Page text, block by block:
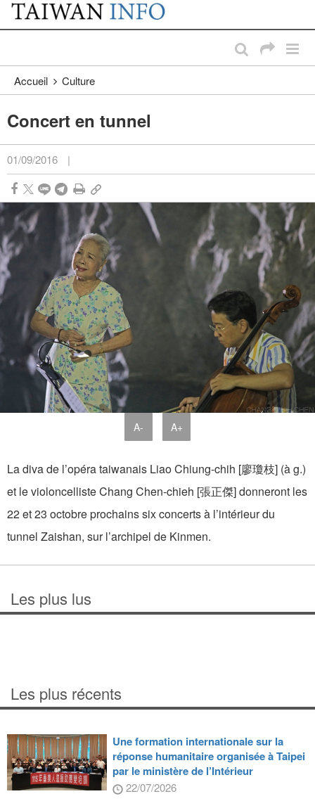
Passer au contenu principal
:::
Accueil Culture
Concert en tunnel
01/09/2016 |
A- A+
La diva de l’opéra taiwanais Liao Chiung-chih [廖瓊枝] (à g.)
et le violoncelliste Chang Chen-chieh [張正傑] donneront les
22 et 23 octobre prochains six concerts à l’intérieur du
tunnel Zaishan, sur l’archipel de Kinmen.
Les plus lus
Les plus récents
Une formation internationale sur la
réponse humanitaire organisée à Taipei
par le ministère de l’Intérieur
22/07/2026